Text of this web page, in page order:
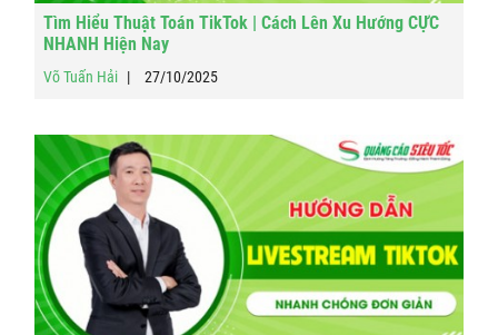
Tìm Hiểu Thuật Toán TikTok | Cách Lên Xu Hướng CỰC
NHANH Hiện Nay
Võ Tuấn Hải 27/10/2025